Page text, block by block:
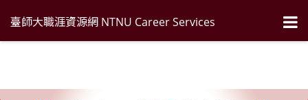
臺師大職涯資源網 NTNU Career Services